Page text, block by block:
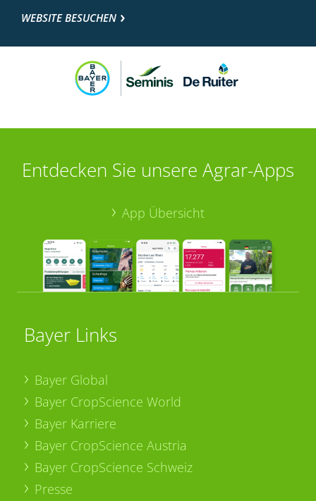
WEBSITE BESUCHEN
Entdecken Sie unsere Agrar-Apps
App Übersicht
Bayer Links
Bayer Global
Bayer CropScience World
Bayer Karriere
Bayer CropScience Austria
Bayer CropScience Schweiz
Presse